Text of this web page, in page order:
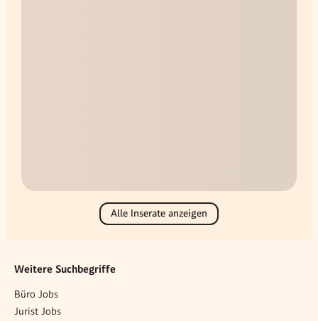
Alle Inserate anzeigen
Weitere Suchbegriffe
Büro Jobs
Jurist Jobs